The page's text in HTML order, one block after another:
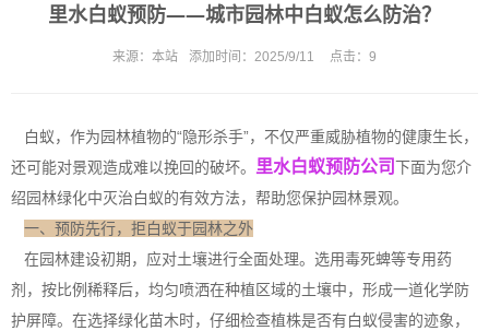
里水白蚁预防——城市园林中白蚁怎么防治？
来源： 本站 添加时间： 2025/9/11 点击： 9
白蚁，作为园林植物的“隐形杀手”，不仅严重威胁植物的健康生长，
还可能对景观造成难以挽回的破坏。
里水白蚁预防公司下面为您介
绍园林绿化中灭治白蚁的有效方法，帮助您保护园林景观。
一、预防先行，拒白蚁于园林之外
在园林建设初期，应对土壤进行全面处理。选用毒死蜱等专用药
剂，按比例稀释后，均匀喷洒在种植区域的土壤中，形成一道化学防
护屏障。在选择绿化苗木时，仔细检查植株是否有白蚁侵害的迹象，